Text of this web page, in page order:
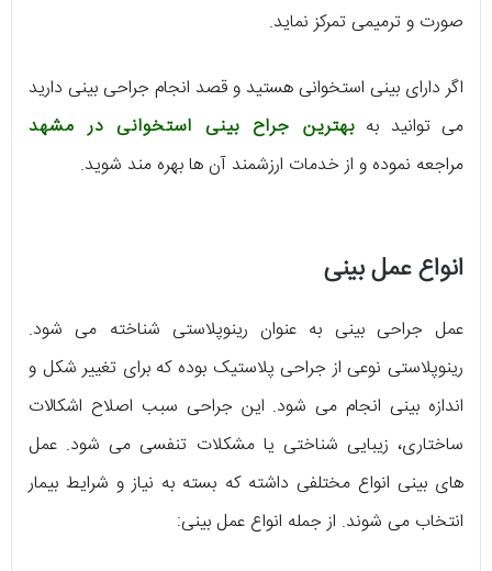
صورت و ترمیمی تمرکز نماید.
اگر دارای بینی استخوانی هستید و قصد انجام جراحی بینی دارید
می توانید به بهترین جراح بینی استخوانی در مشهد
مراجعه نموده و از خدمات ارزشمند آن ها بهره مند شوید.
انواع عمل بینی
عمل جراحی بینی به عنوان رینوپلاستی شناخته می‌ شود.
رینوپلاستی نوعی از جراحی پلاستیک بوده که برای تغییر شکل و
اندازه بینی انجام می‌ شود. این جراحی سبب اصلاح اشکالات
ساختاری، زیبایی‌ شناختی یا مشکلات تنفسی می شود. عمل
های بینی انواع مختلفی داشته که بسته به نیاز و شرایط بیمار
انتخاب می‌ شوند. از جمله انواع عمل بینی: